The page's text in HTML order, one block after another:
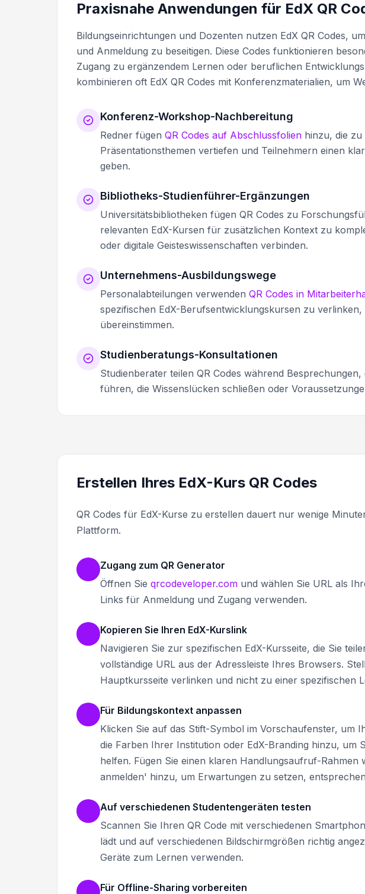
Praxisnahe Anwendungen für EdX QR
Bildungseinrichtungen und Dozenten nutzen EdX QR Codes,
und Anmeldung zu beseitigen. Diese Codes funktionieren
Zugang zu ergänzendem Lernen oder beruflichen
kombinieren oft EdX QR Codes mit Konferenzmaterialien, um
Konferenz-Workshop-Nachbereitung
Redner fügen QR Codes auf Abschlussfolien hinzu, die
Präsentationsthemen vertiefen und Teilnehmern einen
geben.
Bibliotheks-Studienführer-Ergänzungen
Universitätsbibliotheken fügen QR Codes zu
relevanten EdX-Kursen für zusätzlichen Kontext zu
oder digitale Geisteswissenschaften verbinden.
Unternehmens-Ausbildungswege
Personalabteilungen verwenden QR Codes in
spezifischen EdX-Berufsentwicklungskursen zu
übereinstimmen.
Studienberatungs-Konsultationen
Studienberater teilen QR Codes während
führen, die Wissenslücken schließen oder
Erstellen Ihres EdX-Kurs QR Codes
QR Codes für EdX-Kurse zu erstellen dauert nur wenige
Plattform.
Zugang zum QR Generator
Öffnen Sie qrcodeveloper.com und wählen Sie URL als
Links für Anmeldung und Zugang verwenden.
Kopieren Sie Ihren EdX-Kurslink
Navigieren Sie zur spezifischen EdX-Kursseite, die Sie
vollständige URL aus der Adressleiste Ihres Browsers.
Hauptkursseite verlinken und nicht zu einer spezifischen
Für Bildungskontext anpassen
Klicken Sie auf das Stift-Symbol im Vorschaufenster, um
die Farben Ihrer Institution oder EdX-Branding hinzu, um
helfen. Fügen Sie einen klaren Handlungsaufruf-
anmelden' hinzu, um Erwartungen zu setzen,
Auf verschiedenen Studentengeräten testen
Scannen Sie Ihren QR Code mit verschiedenen
lädt und auf verschiedenen Bildschirmgrößen richtig
Geräte zum Lernen verwenden.
Für Offline-Sharing vorbereiten